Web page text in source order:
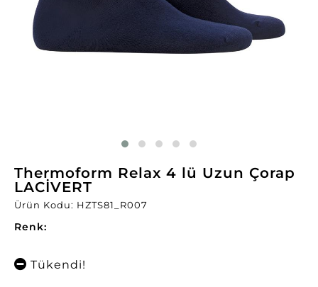
Thermoform Relax 4 lü Uzun Çorap
LACİVERT
Ürün Kodu: HZTS81_R007
Renk:
Tükendi!